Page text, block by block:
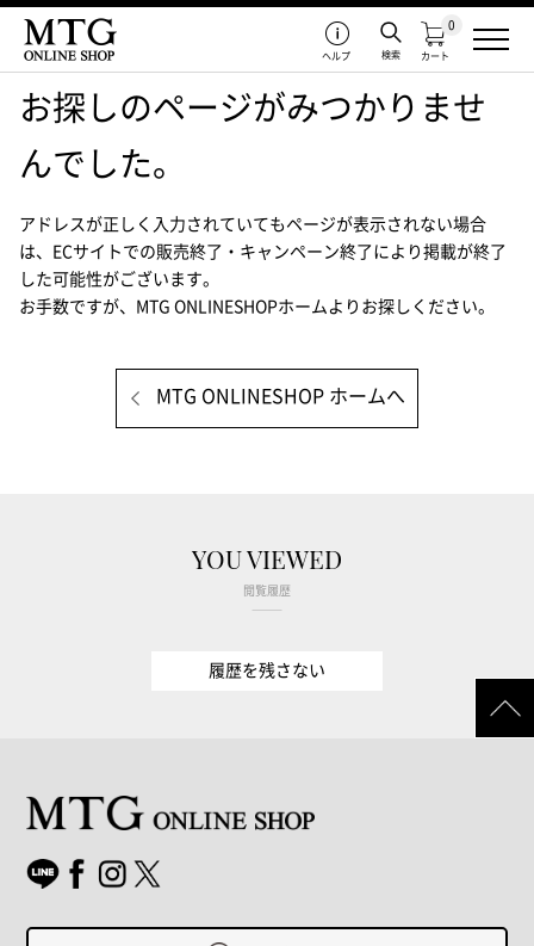
カート
0
検索
ヘルプ
お探しのページがみつかりませ
んでした。
アドレスが正しく入力されていてもページが表示されない場合
は、
ECサイトでの販売終了・キャンペーン終了により掲載が終了
した可能性がございます。
お手数ですが、MTG ONLINESHOPホームよりお探しください。
MTG ONLINESHOP ホームへ
YOU VIEWED
閲覧履歴
履歴を残さない